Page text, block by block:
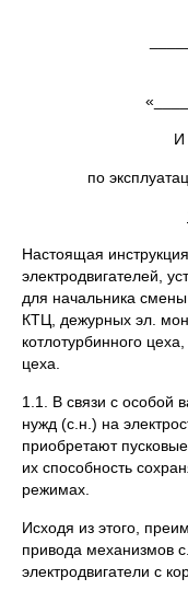
И
по
Настоящая
электродвигателей,
для начальника
КТЦ, дежурных эл.
котлотурбинного
цеха.
1.1. В связи с особой
нужд (с.н.) на
приобретают пусковые
их способность
режимах.
Исходя из этого,
привода механизмов
электродвигатели с